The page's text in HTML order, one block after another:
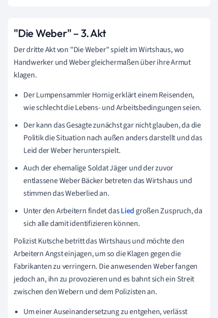
"Die Weber" – 3. Akt
Der dritte Akt von "Die Weber" spielt im Wirtshaus, wo
Handwerker und Weber gleichermaßen über ihre Armut
klagen.
Der Lumpensammler Hornig erklärt einem Reisenden,
wie schlecht die Lebens- und Arbeitsbedingungen seien.
Der kann das Gesagte zunächst gar nicht glauben, da die
Politik die Situation nach außen anders darstellt und das
Leid der Weber herunterspielt.
Auch der ehemalige Soldat Jäger und der zuvor
entlassene Weber Bäcker betreten das Wirtshaus und
stimmen das Weberlied an.
Unter den Arbeitern findet dasLied großen Zuspruch, da
sich alle damit identifizieren können.
Polizist Kutsche betritt das Wirtshaus und möchte den
Arbeitern Angst einjagen, um so die Klagen gegen die
Fabrikanten zu verringern. Die anwesenden Weber fangen
jedoch an, ihn zu provozieren und es bahnt sich ein Streit
zwischen den Webern und dem Polizisten an.
Um einer Auseinandersetzung zu entgehen, verlässt